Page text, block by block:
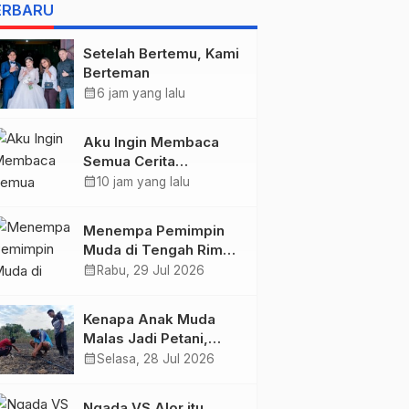
Setelah Bertemu, Kami
Berteman
calendar_month6 jam yang lalu
Aku Ingin Membaca
Semua Cerita
Tentangmu
calendar_month10 jam yang lalu
Menempa Pemimpin
Muda di Tengah Rimba
Wolobobo
calendar_month Rabu, 29 Jul 2026
Kenapa Anak Muda
Malas Jadi Petani,
Padahal Peluang Dunia
calendar_monthSelasa, 28 Jul 2026